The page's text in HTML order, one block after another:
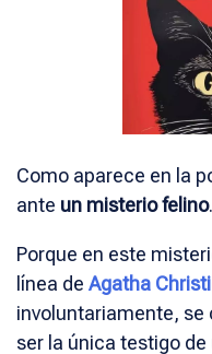
Como aparece en la
ante un misterio felino.
Porque en este
línea de Agatha
involuntariamente, se
ser la única testigo de